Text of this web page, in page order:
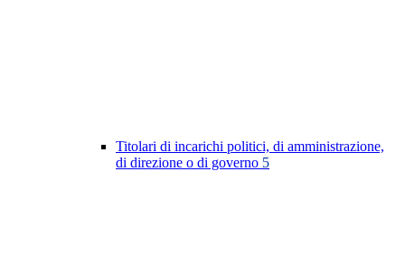
Titolari di incarichi politici, di amministrazione,
di direzione o di governo 5